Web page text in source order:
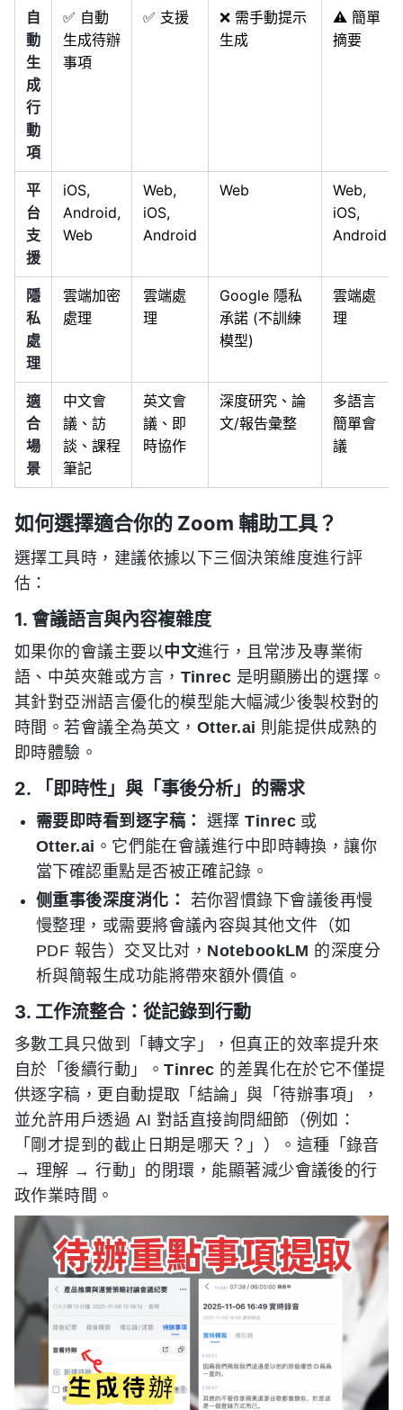
自
動
生
成
行
動
項
✅ 自動
生成待辦
事項
✅ 支援
❌ 需手動提示
生成
⚠️ 簡單
摘要
平
台
支
援
iOS,
Android,
Web
Web,
iOS,
Android
Web
Web,
iOS,
Android
隱
私
處
理
雲端加密
處理
雲端處
理
Google 隱私
承諾 (不訓練
模型)
雲端處
理
適
合
場
景
中文會
議、訪
談、課程
筆記
英文會
議、即
時協作
深度研究、論
文/報告彙整
多語言
簡單會
議
如何選擇適合你的 Zoom 輔助工具？
選擇工具時，建議依據以下三個決策維度進行評
估：
1. 會議語言與內容複雜度
如果你的會議主要以中文進行，且常涉及專業術
語、中英夾雜或方言， Tinrec 是明顯勝出的選擇。
其針對亞洲語言優化的模型能大幅減少後製校對的
時間。若會議全為英文， Otter.ai 則能提供成熟的
即時體驗。
2. 「即時性」與「事後分析」的需求
需要即時看到逐字稿： 選擇Tinrec 或
Otter.ai 。它們能在會議進行中即時轉換，讓你
當下確認重點是否被正確記錄。
侧重事後深度消化：
若你習慣錄下會議後再慢
慢整理，或需要將會議內容與其他文件（如
PDF 報告）交叉比对， NotebookLM 的深度分
析與簡報生成功能將帶來額外價值。
3. 工作流整合：從記錄到行動
多數工具只做到「轉文字」，但真正的效率提升來
自於「後續行動」。Tinrec 的差異化在於它不僅提
供逐字稿，更自動提取「結論」與「待辦事項」，
並允許用戶透過 AI 對話直接詢問細節（例如：
「剛才提到的截止日期是哪天？」）。這種「錄音
→ 理解 → 行動」的閉環，能顯著減少會議後的行
政作業時間。